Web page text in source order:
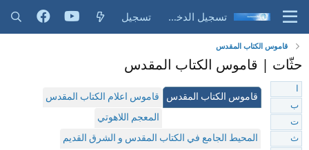
تسجيل الدخول تسجيل
قاموس الكتاب المقدس
حثّات | قاموس الكتاب المقدس
قاموس الكتاب المقدس
قاموس اعلام الكتاب المقدس
المعجم اللاهوتي
المحيط الجامع في الكتاب المقدس و الشرق القديم
ب
ت
ث